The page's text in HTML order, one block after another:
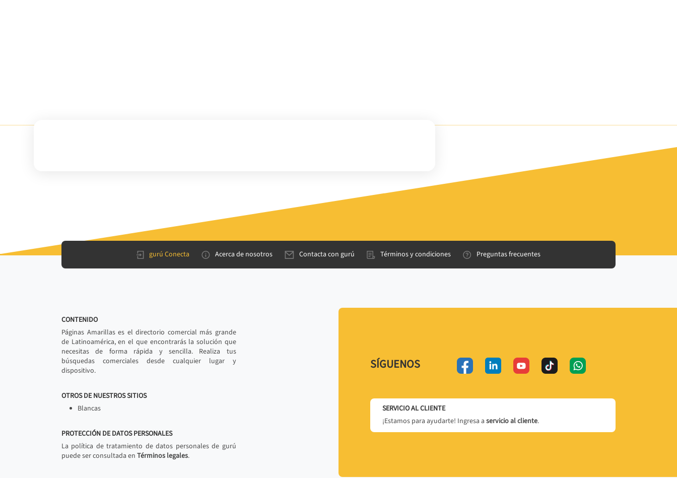
gurú Conecta Acerca de nosotros Contacta con gurú Términos y condiciones Preguntas frecuentes
CONTENIDO
Páginas Amarillas es el directorio comercial más grande
de Latinoamérica, en el que encontrarás la solución que
necesitas de forma rápida y sencilla. Realiza tus
búsquedas comerciales desde cualquier lugar y
dispositivo.
OTROS DE NUESTROS SITIOS
Blancas
PROTECCIÓN DE DATOS PERSONALES
La política de tratamiento de datos personales de gurú
puede ser consultada en Términos legales.
SÍGUENOS
SERVICIO AL CLIENTE
¡Estamos para ayudarte! Ingresa a servicio al cliente.